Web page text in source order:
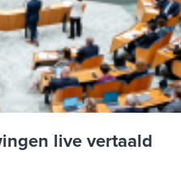
live vertaald